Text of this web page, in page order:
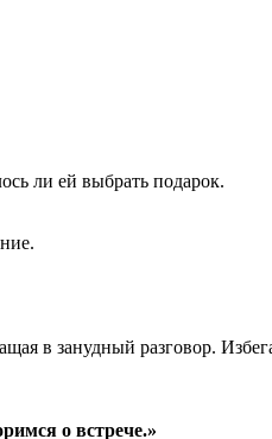
ли ей выбрать подарок.
в занудный разговор.
о встрече.»